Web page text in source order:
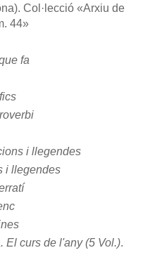
Col·lecció «Arxiu de
44»
fa
i llegendes
i llegendes
El curs de l'any (5 Vol.).